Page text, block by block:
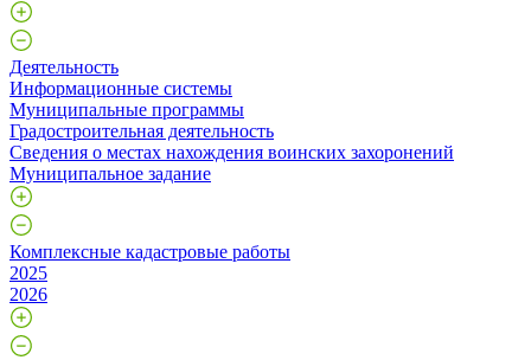
Деятельность
Информационные системы
Муниципальные программы
Градостроительная деятельность
Сведения о местах нахождения воинских захоронений
Муниципальное задание
Комплексные кадастровые работы
2025
2026